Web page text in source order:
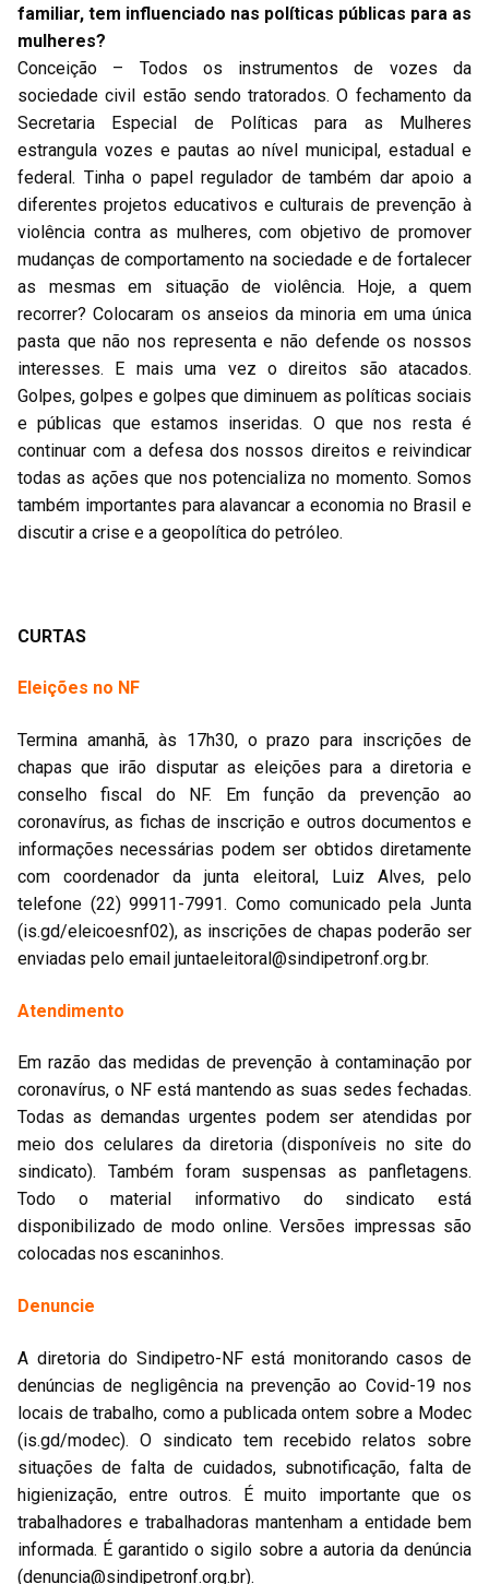
familiar, tem influenciado nas políticas públicas para as
mulheres?
Conceição – Todos os instrumentos de vozes da
sociedade civil estão sendo tratorados. O fechamento da
Secretaria Especial de Políticas para as Mulheres
estrangula vozes e pautas ao nível municipal, estadual e
federal. Tinha o papel regulador de também dar apoio a
diferentes projetos educativos e culturais de prevenção à
violência contra as mulheres, com objetivo de promover
mudanças de comportamento na sociedade e de fortalecer
as mesmas em situação de violência. Hoje, a quem
recorrer? Colocaram os anseios da minoria em uma única
pasta que não nos representa e não defende os nossos
interesses. E mais uma vez o direitos são atacados.
Golpes, golpes e golpes que diminuem as políticas sociais
e públicas que estamos inseridas. O que nos resta é
continuar com a defesa dos nossos direitos e reivindicar
todas as ações que nos potencializa no momento. Somos
também importantes para alavancar a economia no Brasil e
discutir a crise e a geopolítica do petróleo.
CURTAS
Eleições no NF
Termina amanhã, às 17h30, o prazo para inscrições de
chapas que irão disputar as eleições para a diretoria e
conselho fiscal do NF. Em função da prevenção ao
coronavírus, as fichas de inscrição e outros documentos e
informações necessárias podem ser obtidos diretamente
com coordenador da junta eleitoral, Luiz Alves, pelo
telefone (22) 99911-7991. Como comunicado pela Junta
(is.gd/eleicoesnf02), as inscrições de chapas poderão ser
enviadas pelo email juntaeleitoral@sindipetronf.org.br.
Atendimento
Em razão das medidas de prevenção à contaminação por
coronavírus, o NF está mantendo as suas sedes fechadas.
Todas as demandas urgentes podem ser atendidas por
meio dos celulares da diretoria (disponíveis no site do
sindicato). Também foram suspensas as panfletagens.
Todo o material informativo do sindicato está
disponibilizado de modo online. Versões impressas são
colocadas nos escaninhos.
Denuncie
A diretoria do Sindipetro-NF está monitorando casos de
denúncias de negligência na prevenção ao Covid-19 nos
locais de trabalho, como a publicada ontem sobre a Modec
(is.gd/modec). O sindicato tem recebido relatos sobre
situações de falta de cuidados, subnotificação, falta de
higienização, entre outros. É muito importante que os
trabalhadores e trabalhadoras mantenham a entidade bem
informada. É garantido o sigilo sobre a autoria da denúncia
(denuncia@sindipetronf.org.br).